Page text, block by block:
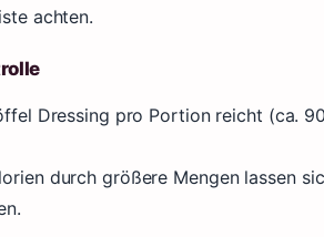
achten.
Dressing pro Portion reicht (ca.
durch größere Mengen lassen